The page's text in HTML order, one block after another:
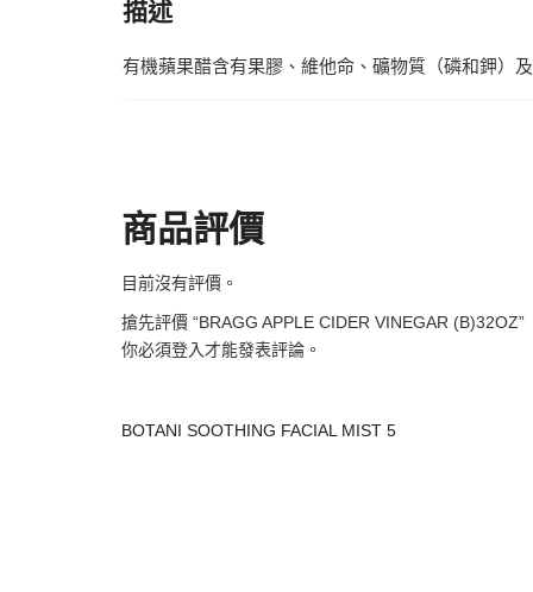
描述
有機蘋果醋含有果膠、維他命、礦物質（磷和鉀）
商品評價
目前沒有評價。
搶先評價 “BRAGG APPLE CIDER VINEGAR (B)32OZ”
你必須登入 才能發表評論。
BOTANI SOOTHING FACIAL MIST 5